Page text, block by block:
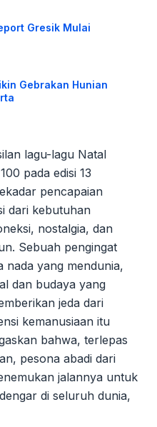
Gresik Mulai
Gebrakan Hunian
lagu-lagu Natal
pada edisi 13
pencapaian
dari kebutuhan
nostalgia, dan
Sebuah pengingat
nada yang mendunia,
dan budaya yang
jeda dari
kemanusiaan itu
bahwa, terlepas
pesona abadi dari
jalannya untuk
di seluruh dunia,